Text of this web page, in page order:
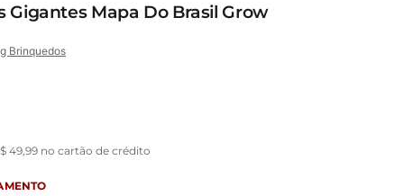
Gigantes Mapa Do Brasil Grow
Brinquedos
49 99 no cartão de crédito